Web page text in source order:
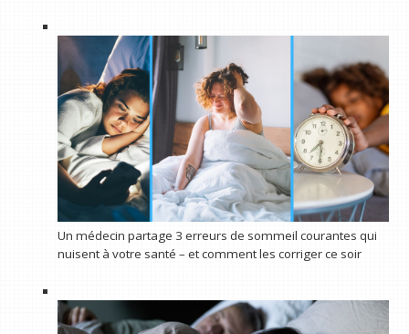
Un médecin partage 3 erreurs de sommeil courantes qui
nuisent à votre santé – et comment les corriger ce soir